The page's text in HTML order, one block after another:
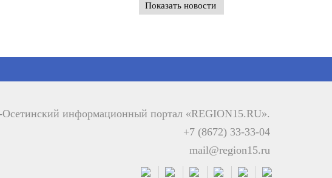
Показать новости
Осетинский информационный портал «REGION15.RU».
+7 (8672) 33-33-04
mail@region15.ru